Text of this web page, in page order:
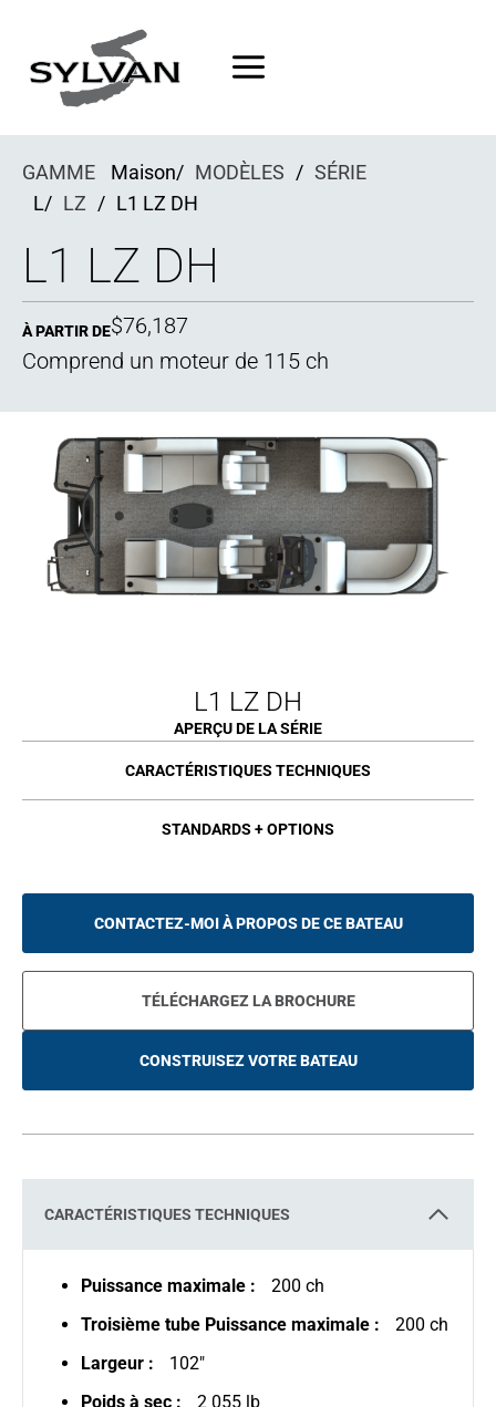
contenu
GAMME Maison/ MODÈLES / SÉRIE
L/ LZ / L1 LZ DH
L1 LZ DH
À PARTIR DE$76,187
Comprend un moteur de 115 ch
L1 LZ DH
APERÇU DE LA SÉRIE
CARACTÉRISTIQUES TECHNIQUES
STANDARDS + OPTIONS
CONTACTEZ-MOI À PROPOS DE CE BATEAU
TÉLÉCHARGEZ LA BROCHURE
CONSTRUISEZ VOTRE BATEAU
O
A
E
W
A
CARACTÉRISTIQUES TECHNIQUES
Puissance maximale :
200 ch
Troisième tube Puissance maximale :
200 ch
Largeur :
102"
Poids à sec :
2 055 lb